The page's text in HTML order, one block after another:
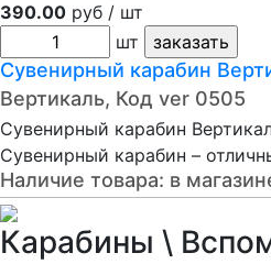
390.00 руб / шт
шт
Сувенирный карабин
Вертикаль, Код ver 0505
Сувенирный карабин
Сувенирный карабин –
Наличие товара: в
Карабины \